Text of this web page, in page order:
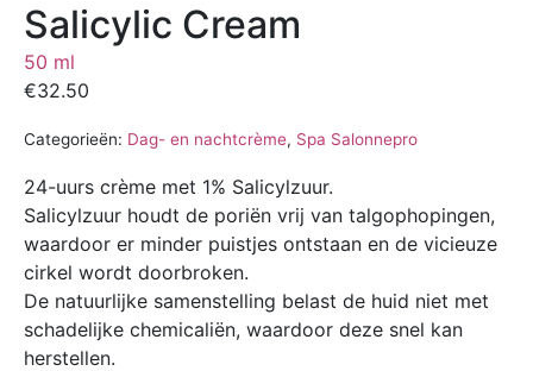
Salicylic Cream
50 ml
€32.50
Categorieën: Dag- en nachtcrème, Spa Salonnepro
24-uurs crème met 1% Salicylzuur.
Salicylzuur houdt de poriën vrij van talgophopingen,
waardoor er minder puistjes ontstaan en de vicieuze
cirkel wordt doorbroken.
De natuurlijke samenstelling belast de huid niet met
schadelijke chemicaliën, waardoor deze snel kan
herstellen.